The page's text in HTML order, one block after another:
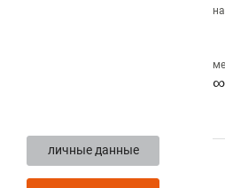
личные данные
∞